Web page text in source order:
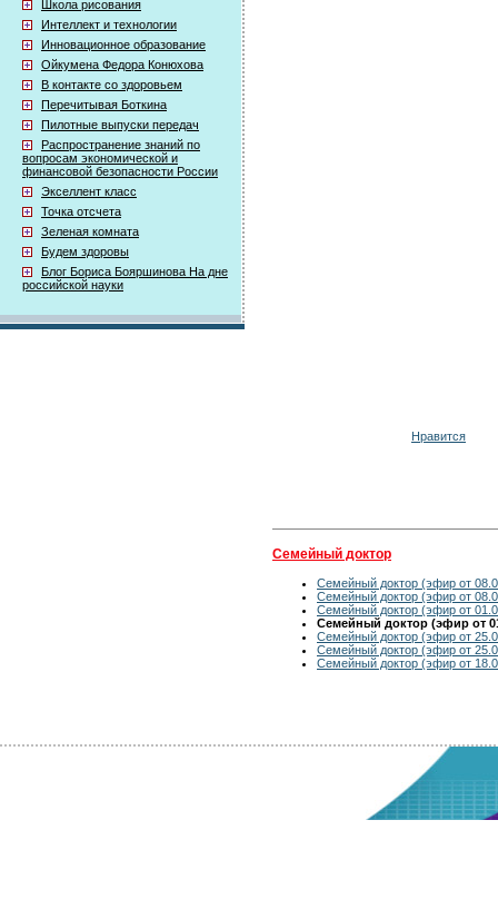
Школа рисования
Интеллект и технологии
Инновационное образование
Ойкумена Федора Конюхова
В контакте со здоровьем
Перечитывая Боткина
Пилотные выпуски передач
Распространение знаний по
вопросам экономической и
финансовой безопасности России
Экселлент класс
Точка отсчета
Зеленая комната
Будем здоровы
Блог Бориса Бояршинова На дне
российской науки
Нравится
Семейный доктор
Семейный доктор (эфир от
Семейный доктор (эфир от
Семейный доктор (эфир от
Семейный доктор (эфир от
Семейный доктор (эфир от
Семейный доктор (эфир от
Семейный доктор (эфир от